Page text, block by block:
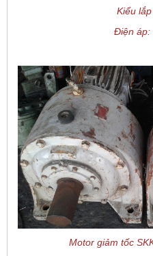
Kiểu
Điện áp:
Motor giảm tốc